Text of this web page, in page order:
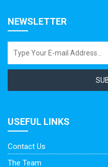
NEWSLETTER
USEFUL LINKS
Contact Us
The Team